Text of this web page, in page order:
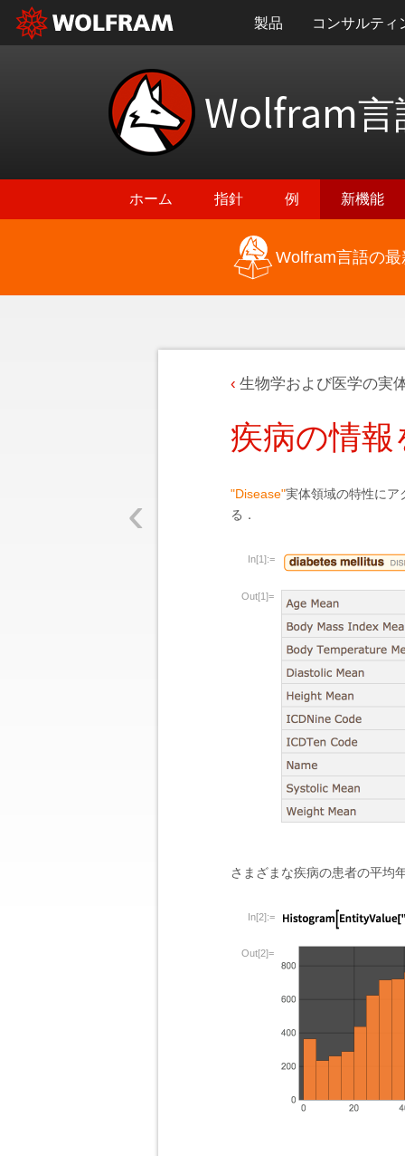
製品 コンサルティ
Wolfram言
ホーム 指針 例 新機能
Wolfram言語の
‹
生物学および医学の実
疾病の情
"Disease"実体領域の特性にア
る．
In[1]:=
Out[1]=
さまざまな疾病の患者の平均
In[2]:=
Out[2]=